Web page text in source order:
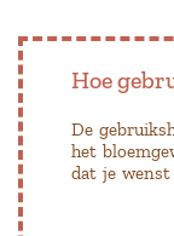
Hoe
De
het
dat je